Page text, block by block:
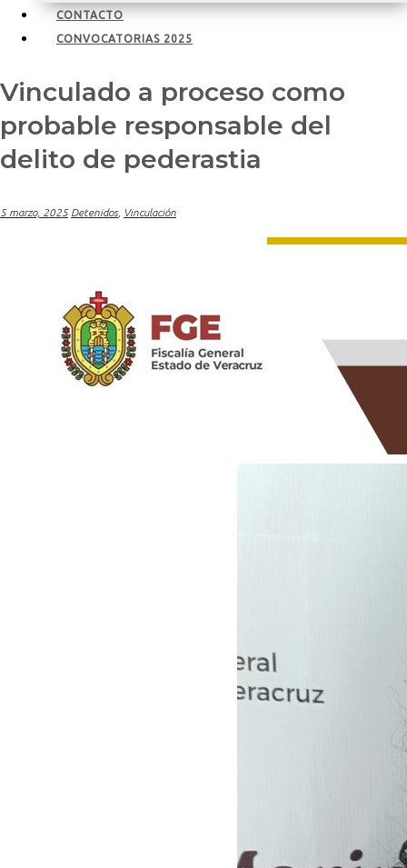
CONTACTO
CONVOCATORIAS 2025
Vinculado a proceso como
probable responsable del
delito de pederastia
5 marzo, 2025 Detenidos, Vinculación